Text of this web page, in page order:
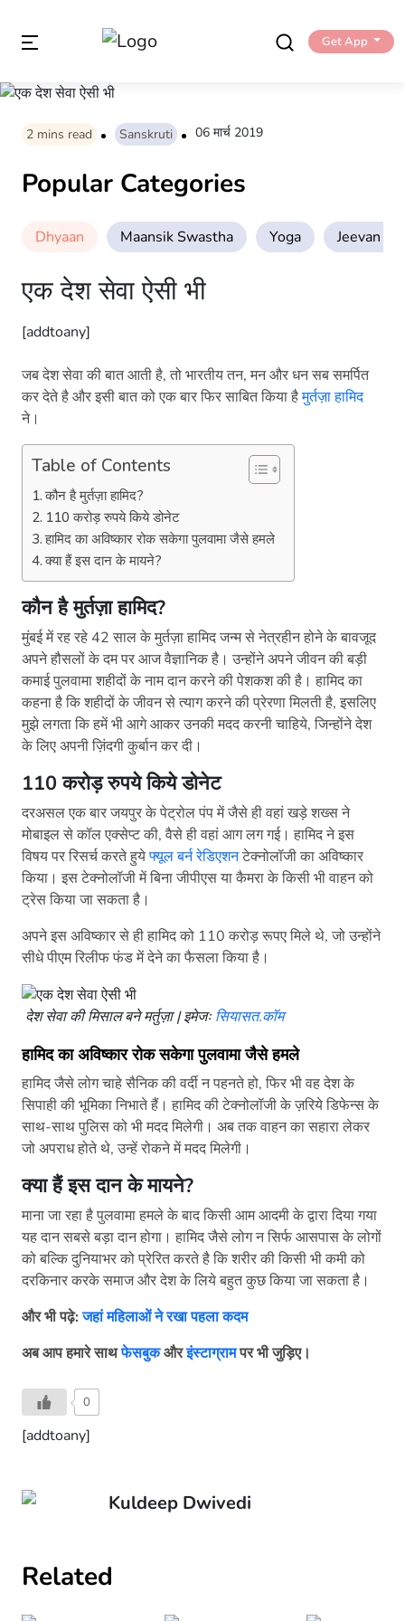
Get App
2 mins read Sanskruti 06 मार्च 2019
Popular Categories
Dhyaan Maansik Swastha Yoga Jeevan
एक देश सेवा ऐसी भी
[addtoany]
जब देश सेवा की बात आती है, तो भारतीय तन, मन और धन सब समर्पित
कर देते है और इसी बात को एक बार फिर साबित किया हैमुर्तज़ा हामिद
ने।
Table of Contents
कौन है मुर्तज़ा हामिद?
110 करोड़ रुपये किये डोनेट
हामिद का अविष्कार रोक सकेगा पुलवामा जैसे हमले
क्या हैं इस दान के मायने?
कौन है मुर्तज़ा हामिद?
मुंबई में रह रहे 42 साल के मुर्तज़ा हामिद जन्म से नेत्रहीन होने के बावजूद
अपने हौसलों के दम पर आज वैज्ञानिक है। उन्होंने अपने जीवन की बड़ी
कमाई पुलवामा शहीदों के नाम दान करने की पेशकश की है। हामिद का
कहना है कि शहीदों के जीवन से त्याग करने की प्रेरणा मिलती है, इसलिए
मुझे लगता कि हमें भी आगे आकर उनकी मदद करनी चाहिये, जिन्होंने देश
के लिए अपनी ज़िंदगी कुर्बान कर दी।
110 करोड़ रुपये किये डोनेट
दरअसल एक बार जयपुर के पेट्रोल पंप में जैसे ही वहां खड़े शख्स ने
मोबाइल से कॉल एक्सेप्ट की, वैसे ही वहां आग लग गई। हामिद ने इस
विषय पर रिसर्च करते हुयेफ्यूल बर्न रेडिएशनटेक्नोलॉजी का अविष्कार
किया। इस टेक्नोलॉजी में बिना जीपीएस या कैमरा के किसी भी वाहन को
ट्रेस किया जा सकता है।
अपने इस अविष्कार से ही हामिद को 110 करोड़ रूपए मिले थे, जो उन्होंने
सीधे पीएम रिलीफ फंड में देने का फैसला किया है।
देश सेवा की मिसाल बने मर्तुज़ा | इमेजःसियासत.कॉम
हामिद का अविष्कार रोक सकेगा पुलवामा जैसे हमले
हामिद जैसे लोग चाहे सैनिक की वर्दी न पहनते हो, फिर भी वह देश के
सिपाही की भूमिका निभाते हैं। हामिद की टेक्नोलॉजी के ज़रिये डिफेन्स के
साथ-साथ पुलिस को भी मदद मिलेगी। अब तक वाहन का सहारा लेकर
जो अपराध होते थे, उन्हें रोकने में मदद मिलेगी।
क्या हैं इस दान के मायने?
माना जा रहा है पुलवामा हमले के बाद किसी आम आदमी के द्वारा दिया गया
यह दान सबसे बड़ा दान होगा। हामिद जैसे लोग न सिर्फ आसपास के लोगों
को बल्कि दुनियाभर को प्रेरित करते है कि शरीर की किसी भी कमी को
दरकिनार करके समाज और देश के लिये बहुत कुछ किया जा सकता है।
और भी पढ़े:जहां महिलाओं ने रखा पहला कदम
अब आप हमारे साथफेसबुकऔरइंस्टाग्रामपर भी जुड़िए।
0
[addtoany]
Kuldeep Dwivedi
Related